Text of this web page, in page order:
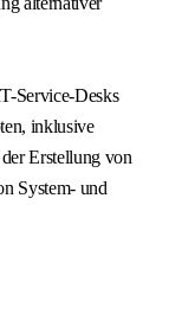
Service-Desks
inklusive
Erstellung von
System- und